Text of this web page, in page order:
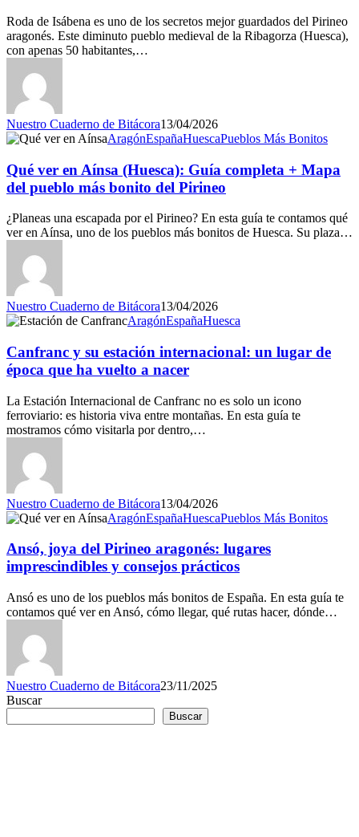
Roda de Isábena es uno de los secretos mejor guardados del Pirineo
aragonés. Este diminuto pueblo medieval de la Ribagorza (Huesca),
con apenas 50 habitantes,…
Nuestro Cuaderno de Bitácora13/04/2026
AragónEspañaHuescaPueblos Más Bonitos
Qué ver en Aínsa (Huesca): Guía completa + Mapa
del pueblo más bonito del Pirineo
¿Planeas una escapada por el Pirineo? En esta guía te contamos qué
ver en Aínsa, uno de los pueblos más bonitos de Huesca. Su plaza…
Nuestro Cuaderno de Bitácora13/04/2026
AragónEspañaHuesca
Canfranc y su estación internacional: un lugar de
época que ha vuelto a nacer
La Estación Internacional de Canfranc no es solo un icono
ferroviario: es historia viva entre montañas. En esta guía te
mostramos cómo visitarla por dentro,…
Nuestro Cuaderno de Bitácora13/04/2026
AragónEspañaHuescaPueblos Más Bonitos
Ansó, joya del Pirineo aragonés: lugares
imprescindibles y consejos prácticos
Ansó es uno de los pueblos más bonitos de España. En esta guía te
contamos qué ver en Ansó, cómo llegar, qué rutas hacer, dónde…
Nuestro Cuaderno de Bitácora23/11/2025
Buscar
Buscar